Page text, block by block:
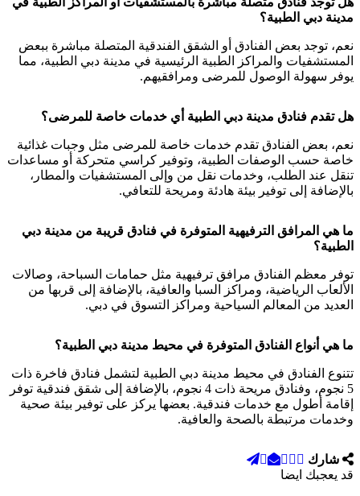
مدينة دبي الطبية؟
نعم، توجد بعض الفنادق أو الشقق الفندقية المتصلة مباشرة ببعض
المستشفيات والمراكز الطبية الرئيسية في مدينة دبي الطبية، مما
يوفر سهولة الوصول للمرضى ومرافقيهم.
هل تقدم فنادق مدينة دبي الطبية أي خدمات خاصة للمرضى؟
نعم، بعض الفنادق تقدم خدمات خاصة للمرضى مثل وجبات غذائية
خاصة حسب الوصفات الطبية، وتوفير كراسي متحركة أو مساعدات
تنقل عند الطلب، وخدمات نقل من وإلى المستشفيات والمطار،
بالإضافة إلى توفير بيئة هادئة ومريحة للتعافي.
ما هي المرافق الترفيهية المتوفرة في فنادق قريبة من مدينة دبي
الطبية؟
توفر معظم الفنادق مرافق ترفيهية مثل حمامات السباحة، وصالات
الألعاب الرياضية، ومراكز السبا والعافية، بالإضافة إلى قربها من
العديد من المعالم السياحية ومراكز التسوق في دبي.
ما هي أنواع الفنادق المتوفرة في محيط مدينة دبي الطبية؟
تتنوع الفنادق في محيط مدينة دبي الطبية لتشمل فنادق فاخرة ذات
5 نجوم، وفنادق مريحة ذات 4 نجوم، بالإضافة إلى شقق فندقية توفر
إقامة أطول مع خدمات فندقية. بعضها يركز على توفير بيئة صحية
وخدمات مرتبطة بالصحة والعافية.
شارك
قد يعجبك ايضا